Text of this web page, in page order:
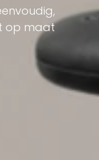
op maat